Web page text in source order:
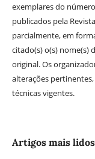
exemplares do
publicados pela
parcialmente, em
citado(s) o(s) nome(s)
original. Os
alterações
técnicas vigentes.
Artigos mais